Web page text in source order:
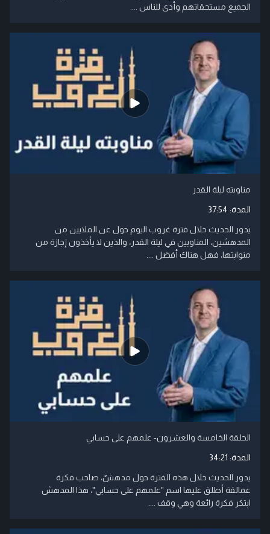
الجميع مستحقاتهم وأدى للناس ....
مناوبته ليلة القدر
المدة: 37:54
يدور الحديث خلال فترة غروب اليوم حول عن الملايين من
المدهشين، المناوبين في ليلة القدر، والذين لا يأخذون إجازة من
منوابتها، فهل هناك أفضل ....
الحلقة الخامسة والعشرون- علمهم على حسابي
المدة: 34:21
يدور الحديث خلال هذه الفترة حول مدهشٌ، صاحب فكرة
عمالقة أطلق عليها اسم "علمهم على حسابي"، هذا المدهش
ابتكر فكرة رائعة وهي وقف ....